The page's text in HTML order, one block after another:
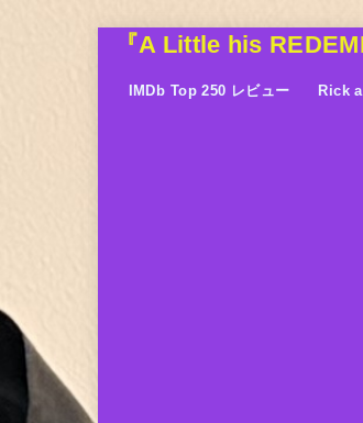
『A Little his
IMDb Top 250 レビュー Rick